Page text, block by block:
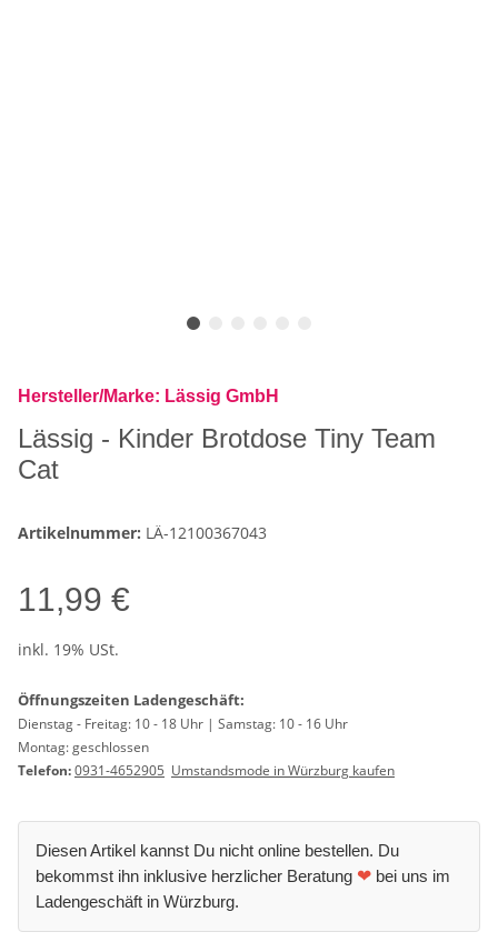
Hersteller/Marke: Lässig GmbH
Lässig - Kinder Brotdose Tiny Team
Cat
Artikelnummer: LÄ-12100367043
11,99 €
inkl. 19% USt.
Öffnungszeiten Ladengeschäft:
Dienstag - Freitag: 10 - 18 Uhr | Samstag: 10 - 16 Uhr
Montag: geschlossen
Telefon:0931-4652905 Umstandsmode in Würzburg kaufen
Diesen Artikel kannst Du nicht online bestellen. Du
bekommst ihn inklusive herzlicher Beratung ❤ bei uns im
Ladengeschäft in Würzburg.